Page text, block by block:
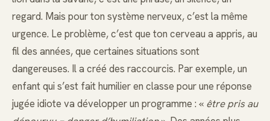
regard. Mais pour ton système nerveux, c’est la même
urgence. Le problème, c’est que ton cerveau a appris, au
fil des années, que certaines situations sont
dangereuses. Il a créé des raccourcis. Par exemple, un
enfant qui s’est fait humilier en classe pour une réponse
jugée idiote va développer un programme : « être pris au